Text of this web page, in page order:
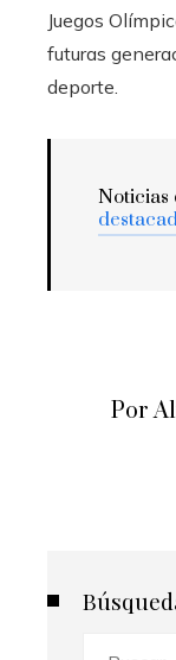
Juegos
futuras
deporte.
Noticias
Por